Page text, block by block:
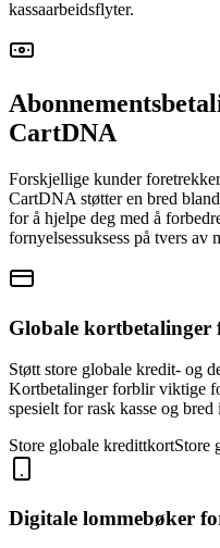
kassaarbeidsflyter.
CartDNA
Forskjellige kunder
CartDNA støtter en bred
for å hjelpe deg med å
fornyelsessuksess på tvers av
Globale kortbetalinger
Støtt store globale kredit- og
Kortbetalinger forblir viktige
spesielt for rask kasse og
Store globale kredittkortStore
Digitale lommebøker